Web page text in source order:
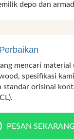
depo dan
mencari
spesifikasi
standar orisinal
PESAN SEKARANG